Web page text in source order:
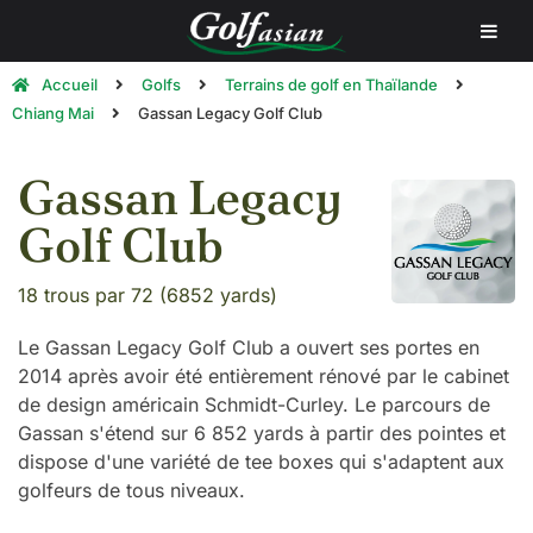
Accueil Golfs
Terrains de golf en Thaïlande
Chiang Mai
Gassan Legacy Golf Club
Gassan Legacy
Golf Club
18 trous par 72 (6852 yards)
Le Gassan Legacy Golf Club a ouvert ses portes en
2014 après avoir été entièrement rénové par le cabinet
de design américain Schmidt-Curley. Le parcours de
Gassan s'étend sur 6 852 yards à partir des pointes et
dispose d'une variété de tee boxes qui s'adaptent aux
golfeurs de tous niveaux.